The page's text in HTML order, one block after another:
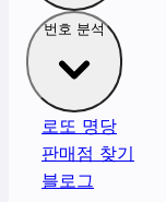
번호 분석
로또 명당
판매점 찾기
블로그